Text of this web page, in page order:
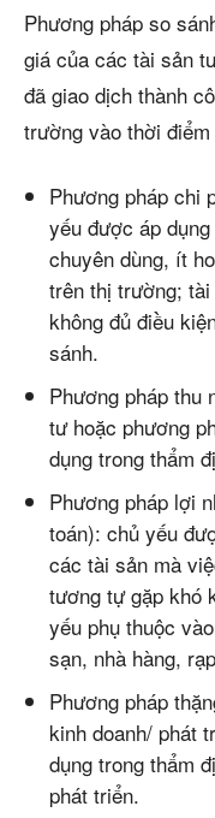
Phương pháp so
giá của các tài sản
đã giao dịch thành
trường vào thời
Phương pháp chi
yếu được áp
chuyên dùng, ít
trên thị trường;
không đủ điều
sánh.
Phương pháp thu
tư hoặc phương
dụng trong thẩm
Phương pháp lợi
toán): chủ yếu
các tài sản mà
tương tự gặp khó
yếu phụ thuộc
sạn, nhà hàng,
Phương pháp
kinh doanh/ phát
dụng trong thẩm
phát triển.